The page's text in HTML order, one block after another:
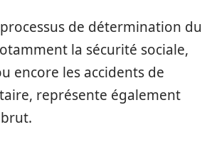
de détermination du
la sécurité sociale,
encore les accidents de
représente également